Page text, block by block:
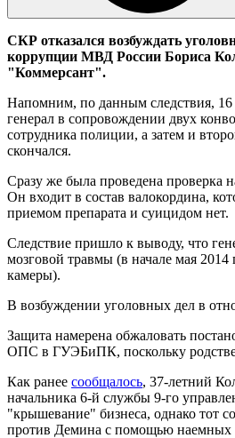
СКР отказался возбуждать
коррупции МВД России Бориса
"Коммерсант".
Напомним, по данным следствия, 16
генерал в сопровождении двух
сотрудника полиции, а затем и
скончался.
Сразу же была проведена проверка
Он входит в состав валокордина,
приемом препарата и суицидом нет.
Следствие пришло к выводу, что
мозговой травмы (в начале мая
камеры).
В возбуждении уголовных дел в
Защита намерена обжаловать
ОПС в ГУЭБиПК, поскольку
Как ранее сообщалось, 37-летний
начальника 6-й службы 9-го
"крышевание" бизнеса, однако тот
против Демина с помощью наемных